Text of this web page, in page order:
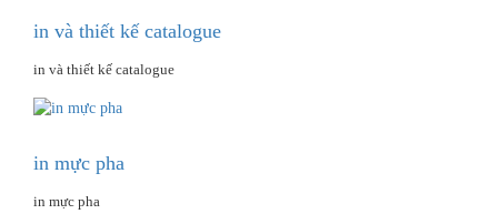
in và thiết kế catalogue
in và thiết kế catalogue
in mực pha
in mực pha